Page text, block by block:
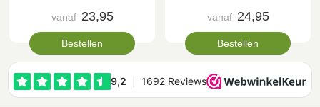
vanaf 23,95
Bestellen
vanaf 24,95
Bestellen